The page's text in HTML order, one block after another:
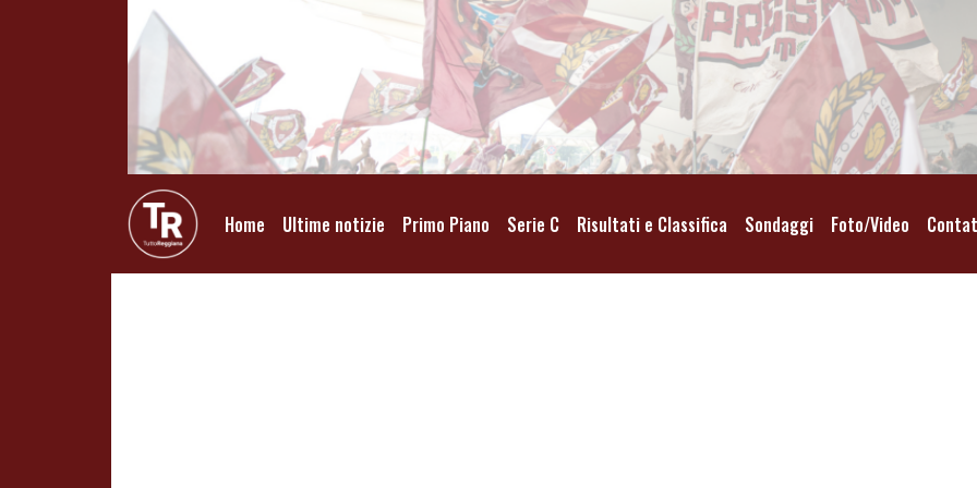
Home Ultime notizie Primo Piano Serie C Risultati e Classifica Sondaggi Foto/Video